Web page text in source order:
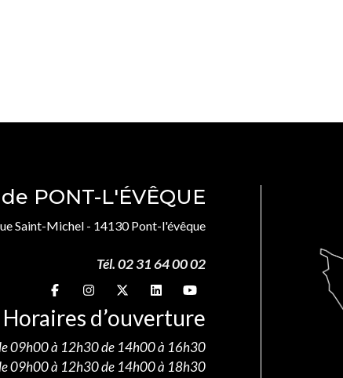
PONT-L'ÉVÊQUE
Saint-Michel - 14130 Pont-l'évêque
Tél. 02 31 64 00 02
Suivez-nous sur
Suivez-nous sur
Suivez-nous sur
Suivez-nous sur
Suivez-nous sur
Horaires d’ouverture
09h00 à 12h30 de 14h00 à 16h30
09h00 à 12h30 de 14h00 à 18h30